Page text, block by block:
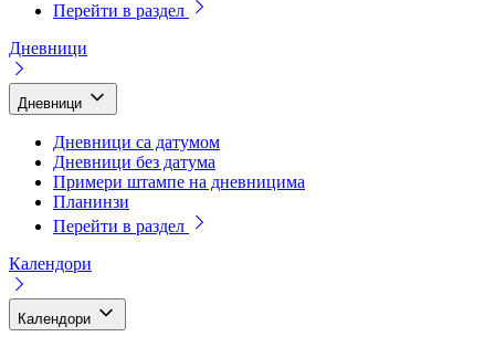
Перейти в раздел
Дневници
Дневници
Дневници са датумом
Дневници без датума
Примери штампе на дневницима
Планинзи
Перейти в раздел
Календори
Календори